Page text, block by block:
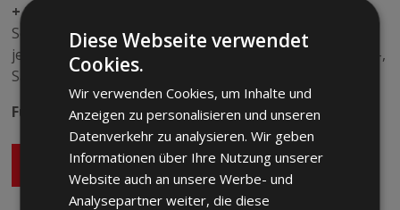
+ 24/7 Notfall-Reparaturhotline
Schnelle und unkomplizierte Hilfe – 4 Reparaturen für
je bis zu 2.000 Euro pro Jahr bei Defekten an Heizungs-,
Sanitär- und Elektroanlagen.
Für 39 Euro monatlich
MEHR ERFAHREN
Diese Webseite verwendet
Cookies.
Wir verwenden Cookies, um Inhalte und
Anzeigen zu personalisieren und unseren
Datenverkehr zu analysieren. Wir geben
Informationen über Ihre Nutzung unserer
Website auch an unsere Werbe- und
Analysepartner weiter, die diese